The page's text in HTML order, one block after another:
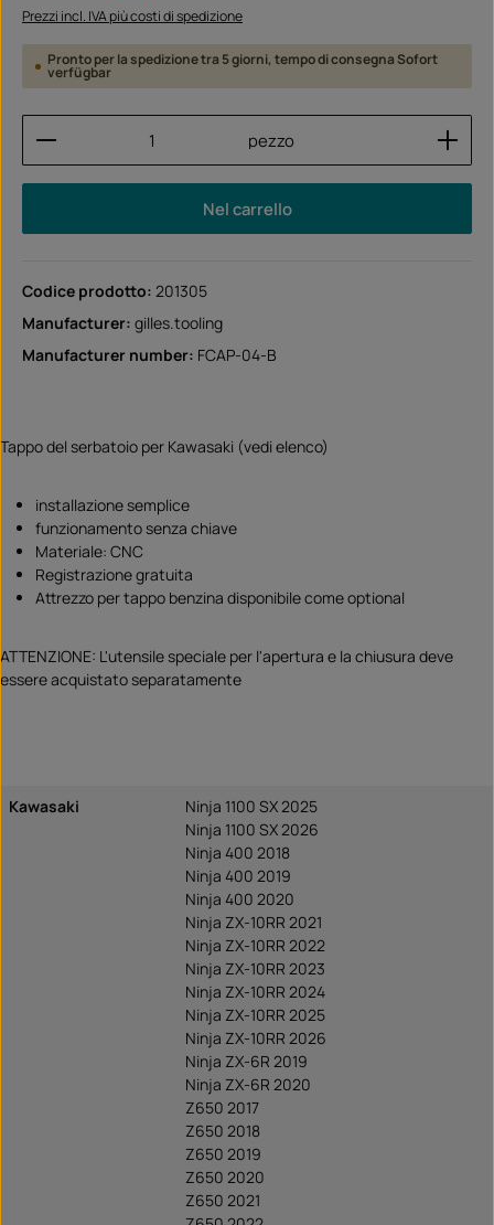
Prezzi incl. IVA più costi di spedizione
Pronto per la spedizione tra 5 giorni, tempo di consegna Sofort
verfügbar
Quantità del prodotto: inserisci la quantità
pezzo
Nel carrello
Codice prodotto: 201305
Manufacturer: gilles.tooling
Manufacturer number: FCAP-04-B
Tappo del serbatoio per Kawasaki (vedi elenco)
installazione semplice
funzionamento senza chiave
Materiale: CNC
Registrazione gratuita
Attrezzo per tappo benzina disponibile come optional
ATTENZIONE: L'utensile speciale per l'apertura e la chiusura deve
essere acquistato separatamente
Kawasaki
Ninja 1100 SX 2025
Ninja 1100 SX 2026
Ninja 400 2018
Ninja 400 2019
Ninja 400 2020
Ninja ZX-10RR 2021
Ninja ZX-10RR 2022
Ninja ZX-10RR 2023
Ninja ZX-10RR 2024
Ninja ZX-10RR 2025
Ninja ZX-10RR 2026
Ninja ZX-6R 2019
Ninja ZX-6R 2020
Z650 2017
Z650 2018
Z650 2019
Z650 2020
Z650 2021